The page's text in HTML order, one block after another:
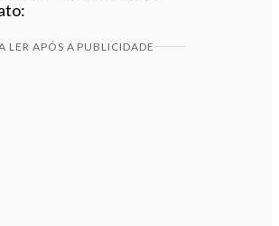
LER APÓS A PUBLICIDADE